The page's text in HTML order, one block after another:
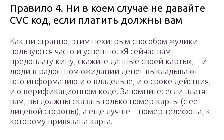
Правило 4. Ни в коем случае не давайте
CVC код, если платить должны вам
Как ни странно, этим нехитрым способом жулики
пользуются часто и успешно. «Я сейчас вам
предоплату кину, скажите данные своей карты», – и
люди в радостном ожидании денег выкладывают
всю информацию и о владельце, и о сроке действия,
и о верификационном коде. Запомните: если платят
вам, вы должны сказать только номер карты (с ее
лицевой стороны), а еще лучше – номер телефона, к
которому привязана карта.